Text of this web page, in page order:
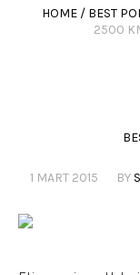
HOME / BEST
2500
1 MART 2015 BY